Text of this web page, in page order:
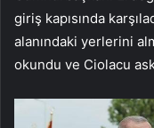
giriş kapısında
alanındaki yerlerini
okundu ve Ciolacu